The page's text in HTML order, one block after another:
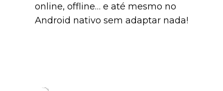
online, offline… e até mesmo no
Android nativo sem adaptar nada!